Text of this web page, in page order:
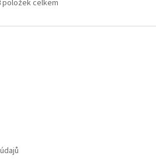
O
l
položek celkem